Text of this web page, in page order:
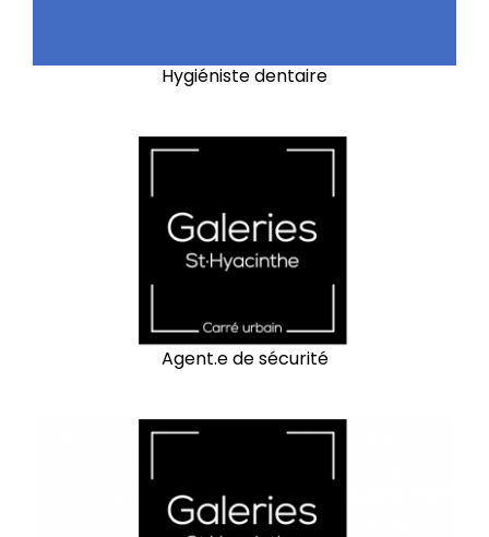
Hygiéniste dentaire
Agent.e de sécurité